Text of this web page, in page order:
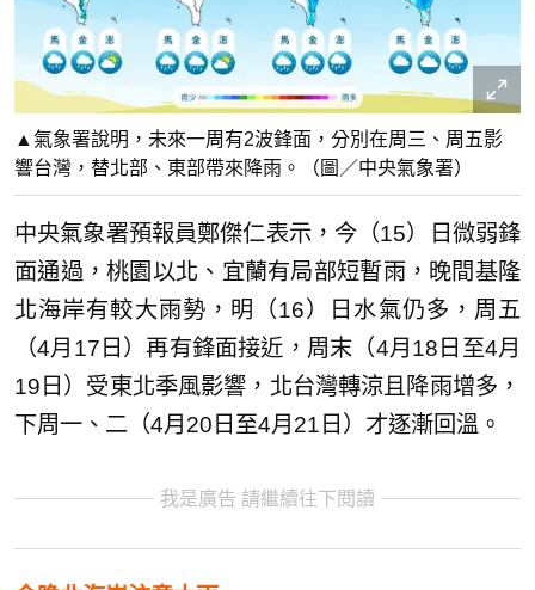
▲氣象署說明，未來一周有2波鋒面，分別在周三、周五影
響台灣，替北部、東部帶來降雨。（圖／中央氣象署）
中央氣象署預報員鄭傑仁表示，今（15）日微弱鋒
面通過，桃園以北、宜蘭有局部短暫雨，晚間基隆
北海岸有較大雨勢，明（16）日水氣仍多，周五
（4月17日）再有鋒面接近，周末（4月18日至4月
19日）受東北季風影響，北台灣轉涼且降雨增多，
下周一、二（4月20日至4月21日）才逐漸回溫。
我是廣告 請繼續往下閱讀